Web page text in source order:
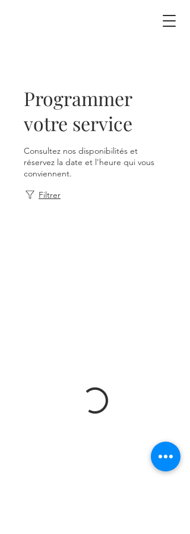
Programmer
votre service
Consultez nos disponibilités et
réservez la date et l'heure qui vous
conviennent.
Filtrer